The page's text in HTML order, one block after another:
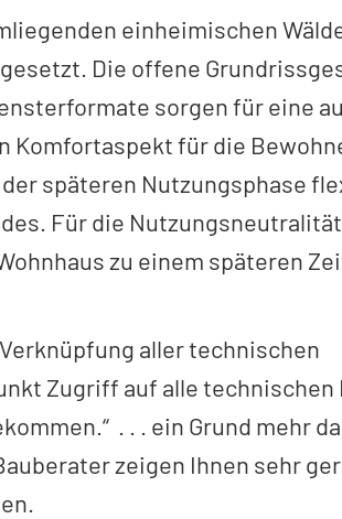
einheimischen
Die offene
sorgen für eine
Komfortaspekt für die
späteren Nutzungsphase
Für die
zu einem späteren
aller technischen
Zugriff auf alle technischen
. . . ein Grund mehr
zeigen Ihnen sehr